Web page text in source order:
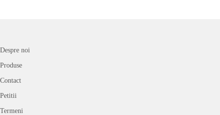
Despre noi
Produse
Contact
Petitii
Termeni